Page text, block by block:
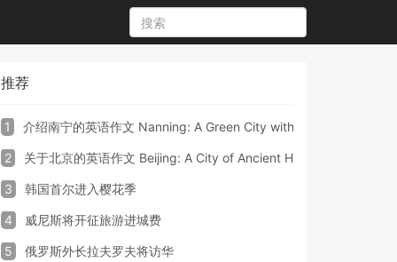
推荐
1 介绍南宁的英语作文 Nanning: A Green City with Vibrant Culture
2 关于北京的英语作文 Beijing: A City of Ancient Heritage and
3 韩国首尔进入樱花季
4 威尼斯将开征旅游进城费
5 俄罗斯外长拉夫罗夫将访华